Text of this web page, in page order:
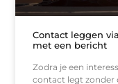
Contact leggen
met een bericht
Zodra je een
contact legt zonder